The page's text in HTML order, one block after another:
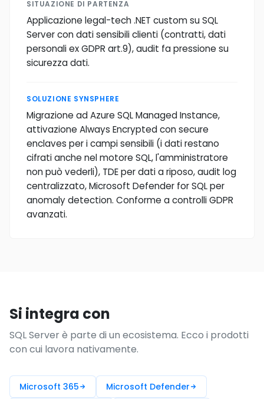
SITUAZIONE DI PARTENZA
Applicazione legal-tech .NET custom su SQL
Server con dati sensibili clienti (contratti, dati
personali ex GDPR art.9), audit fa pressione su
sicurezza dati.
SOLUZIONE SYNSPHERE
Migrazione ad Azure SQL Managed Instance,
attivazione Always Encrypted con secure
enclaves per i campi sensibili (i dati restano
cifrati anche nel motore SQL, l'amministratore
non può vederli), TDE per dati a riposo, audit log
centralizzato, Microsoft Defender for SQL per
anomaly detection. Conforme a controlli GDPR
avanzati.
Si integra con
SQL Server è parte di un ecosistema. Ecco i prodotti
con cui lavora nativamente.
Microsoft 365
Microsoft Defender